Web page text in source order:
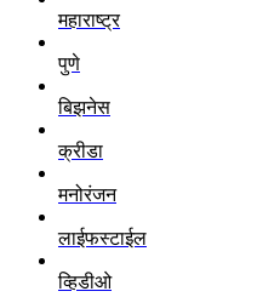
महाराष्ट्र
पुणे
बिझनेस
क्रीडा
मनोरंजन
लाईफस्टाईल
व्हिडीओ